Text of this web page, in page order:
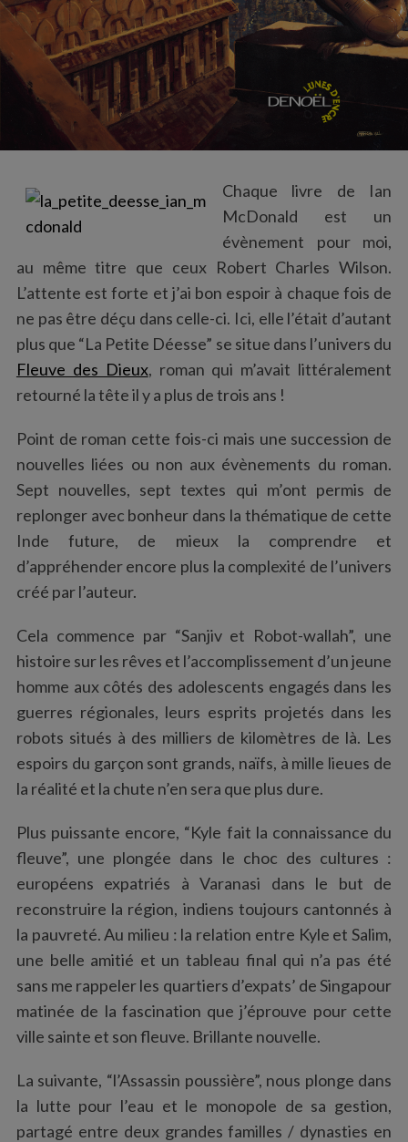
Chaque livre de Ian
McDonald est un
évènement pour moi,
au même titre que ceux Robert Charles Wilson.
L’attente est forte et j’ai bon espoir à chaque fois de
ne pas être déçu dans celle-ci. Ici, elle l’était d’autant
plus que “La Petite Déesse” se situe dans l’univers du
Fleuve des Dieux, roman qui m’avait littéralement
retourné la tête il y a plus de trois ans !
Point de roman cette fois-ci mais une succession de
nouvelles liées ou non aux évènements du roman.
Sept nouvelles, sept textes qui m’ont permis de
replonger avec bonheur dans la thématique de cette
Inde future, de mieux la comprendre et
d’appréhender encore plus la complexité de l’univers
créé par l’auteur.
Cela commence par “Sanjiv et Robot-wallah”, une
histoire sur les rêves et l’accomplissement d’un jeune
homme aux côtés des adolescents engagés dans les
guerres régionales, leurs esprits projetés dans les
robots situés à des milliers de kilomètres de là. Les
espoirs du garçon sont grands, naïfs, à mille lieues de
la réalité et la chute n’en sera que plus dure.
Plus puissante encore, “Kyle fait la connaissance du
fleuve”, une plongée dans le choc des cultures :
européens expatriés à Varanasi dans le but de
reconstruire la région, indiens toujours cantonnés à
la pauvreté. Au milieu : la relation entre Kyle et Salim,
une belle amitié et un tableau final qui n’a pas été
sans me rappeler les quartiers d’expats’ de Singapour
matinée de la fascination que j’éprouve pour cette
ville sainte et son fleuve. Brillante nouvelle.
La suivante, “l’Assassin poussière”, nous plonge dans
la lutte pour l’eau et le monopole de sa gestion,
partagé entre deux grandes familles / dynasties en